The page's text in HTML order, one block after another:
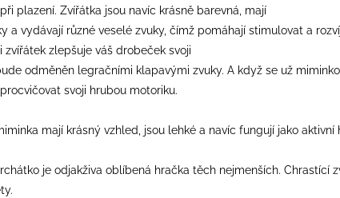
plazení. Zvířátka jsou navíc krásně barevná, mají
a vydávají různé veselé zvuky, čímž pomáhají stimulovat a
zvířátek zlepšuje váš drobeček svoji
odměněn legračními klapavými zvuky. A když se už
svoji hrubou motoriku.
mají krásný vzhled, jsou lehké a navíc fungují jako
je odjakživa oblíbená hračka těch nejmenších. Chrastící